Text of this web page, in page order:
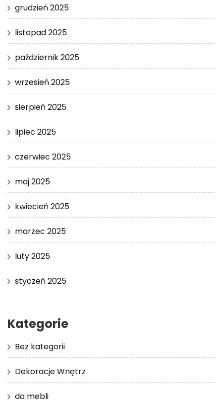
grudzień 2025
listopad 2025
październik 2025
wrzesień 2025
sierpień 2025
lipiec 2025
czerwiec 2025
maj 2025
kwiecień 2025
marzec 2025
luty 2025
styczeń 2025
Kategorie
Bez kategorii
Dekoracje Wnętrz
do mebli